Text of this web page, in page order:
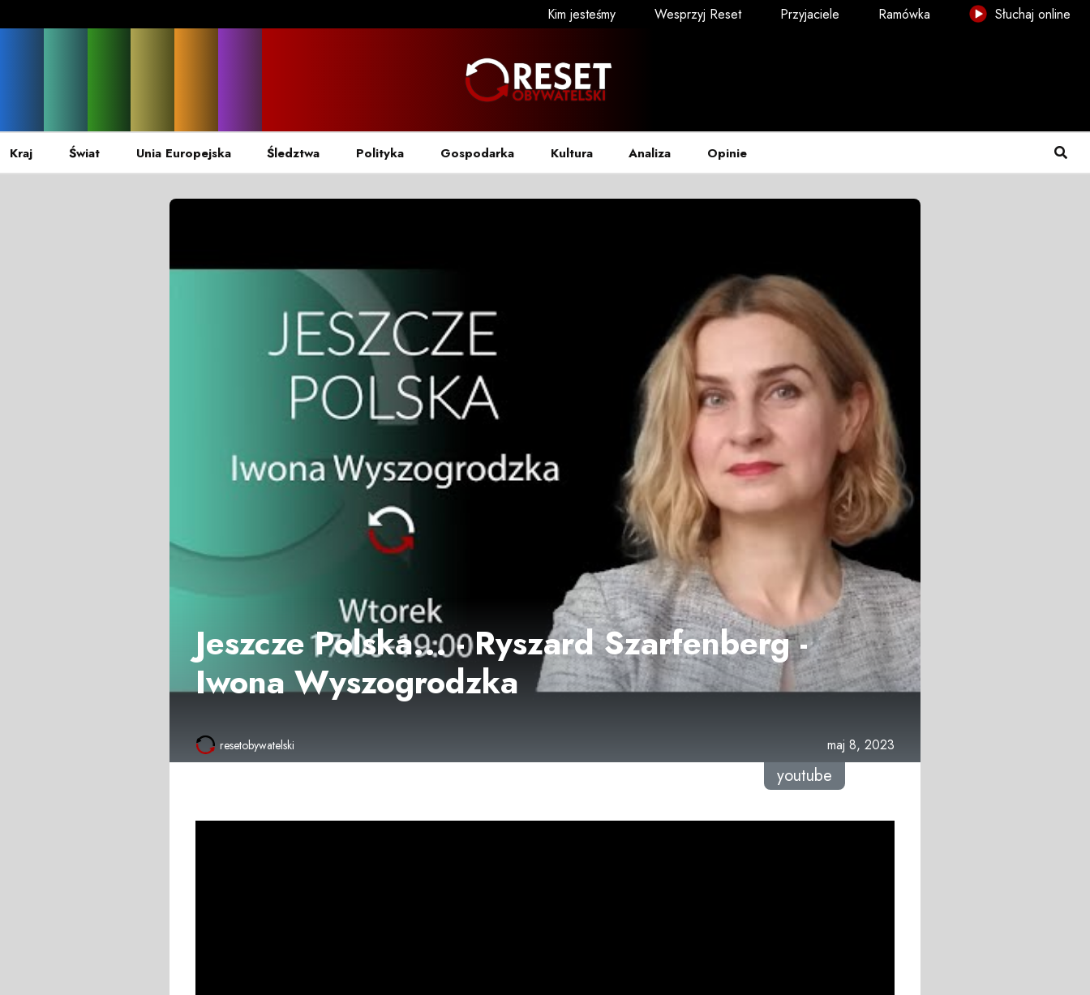
Kim jesteśmy Wesprzyj Reset Przyjaciele Ramówka Słuchaj online
Kraj Świat Unia Europejska Śledztwa Polityka Gospodarka Kultura Analiza Opinie
Jeszcze Polska... - Ryszard Szarfenberg -
Iwona Wyszogrodzka
resetobywatelski maj 8, 2023
youtube